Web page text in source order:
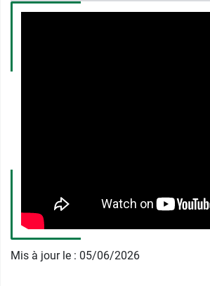
exactement de la même manière.
Et pour connaître avec précision
les plus fertiles, pensez au
Clearblue Digital
Mis à jour le : 05/06/2026